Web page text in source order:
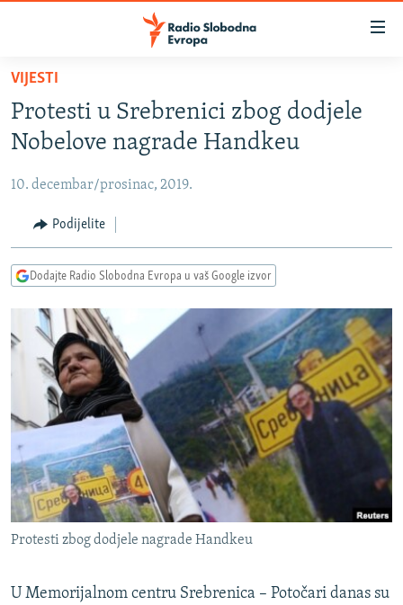
Pređite
glavni
sadržaj
na
navigaciju
Pređite
na
BOSNA I HERCEGOVINA
KOSOVO
CRNA GORA
VIDEO
FOTOGALERIJE
INFOGRAFIKE
PODCASTI
RAT U UKRAJINI
KINA NA BALKANU
RSE PRIČE IZ SVIJETA
ISPRIČAJ MI
DNEVNO@RSE
SPECIJALI RSE
VIŠE OD NASLOVA
GENOCID U SREBRENICI
POPLAVE I KLIZIŠTA U BIH 2024.
PRATITE NAS
VIJESTI
Protesti u Srebrenici zbog dodjele
Nobelove nagrade Handkeu
10. decembar/prosinac, 2019.
Podijelite
Dodajte Radio Slobodna Evropa u vaš Google izvor
Protesti zbog dodjele nagrade Handkeu
U Memorijalnom centru Srebrenica – Potočari danas su